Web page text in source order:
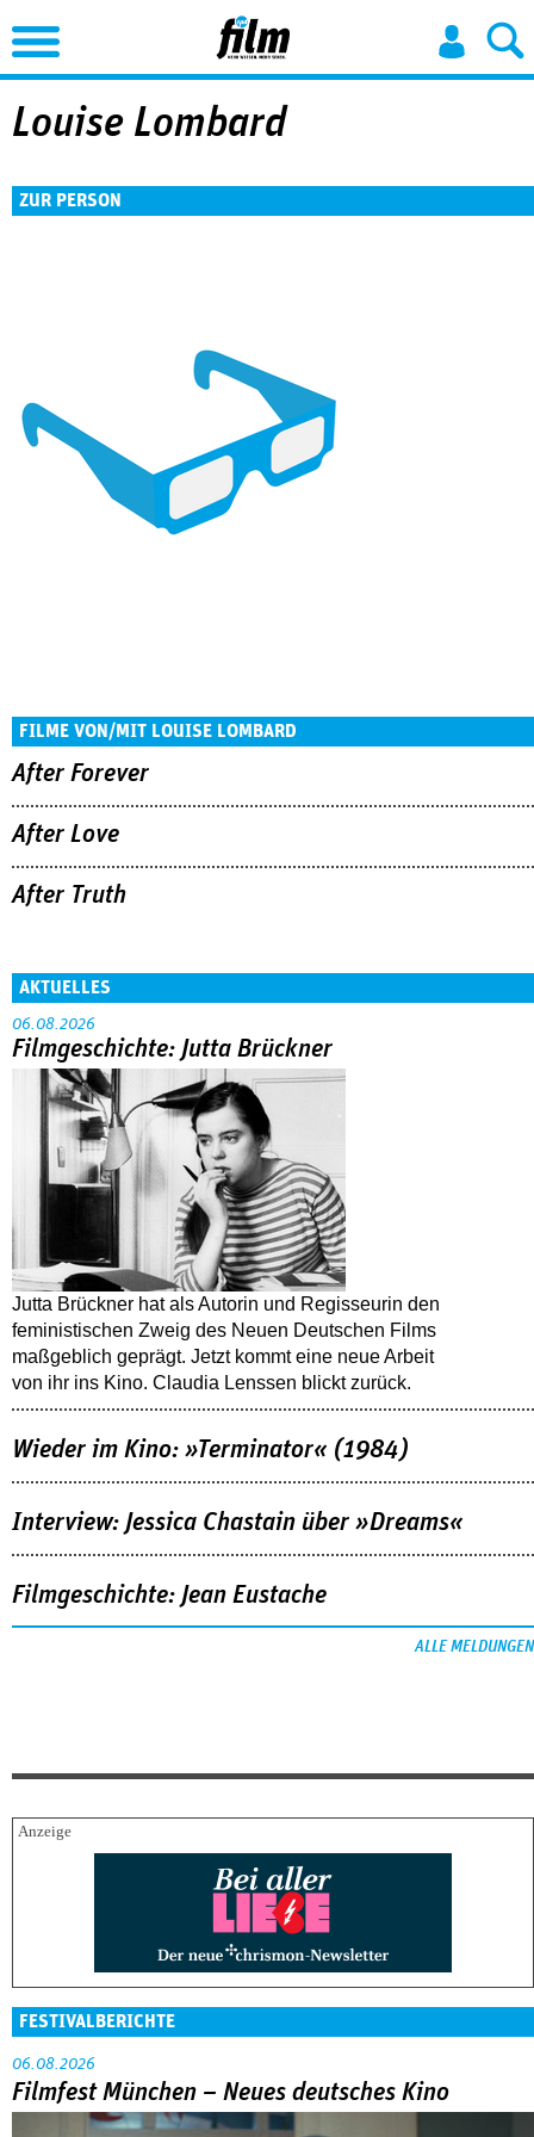
Jump to Navigation
Louise Lombard
ZUR PERSON
FILME VON/MIT LOUISE LOMBARD
After Forever
After Love
After Truth
AKTUELLES
06.08.2026
Filmgeschichte: Jutta Brückner
Jutta Brückner hat als Autorin und Regisseurin den
feministischen Zweig des Neuen Deutschen Films
maßgeblich geprägt. Jetzt kommt eine neue Arbeit
von ihr ins Kino. Claudia Lenssen blickt zurück.
Wieder im Kino: »Terminator« (1984)
Interview: Jessica Chastain über »Dreams«
Filmgeschichte: Jean Eustache
ALLE MELDUNGEN
FESTIVALBERICHTE
06.08.2026
Filmfest München – Neues deutsches Kino